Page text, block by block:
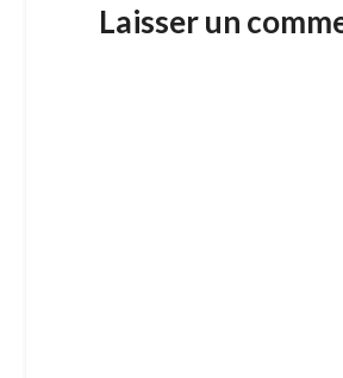
Laisser un